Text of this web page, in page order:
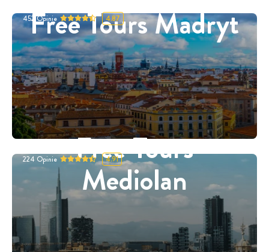
Free Tours Madryt
452 Opinie 4.87
Free Tours
Mediolan
224 Opinie 4.91